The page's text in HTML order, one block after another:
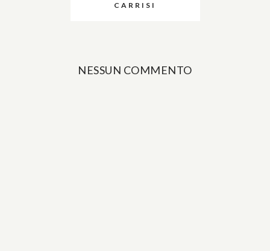
CARRISI
NESSUN COMMENTO